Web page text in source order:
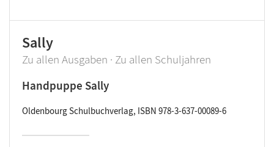
Sally
Zu allen Ausgaben · Zu allen Schuljahren
Handpuppe Sally
Oldenbourg Schulbuchverlag, ISBN 978-3-637-00089-6